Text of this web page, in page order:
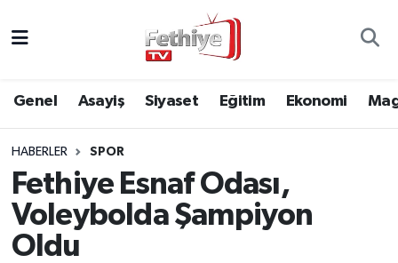
Genel Asayiş Siyaset Eğitim Ekonomi
HABERLER SPOR
Fethiye Esnaf Odası,
Voleybolda Şampiyon
Oldu
Asayiş
Eğitim
Ekonomi
Muğla Hava Durumu
Muğla Namaz Vakitleri
Muğla Trafik Yoğunluk Haritası
Süper Lig Puan Durumu ve Fikstür